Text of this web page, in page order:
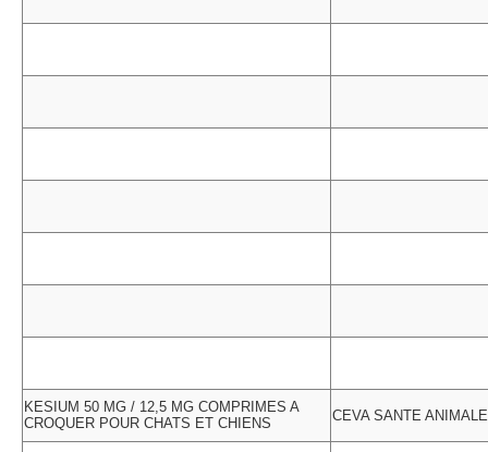
KESIUM 50 MG / 12,5 MG COMPRIMES A
CROQUER POUR CHATS ET CHIENS
CEVA SANTE ANIMALE